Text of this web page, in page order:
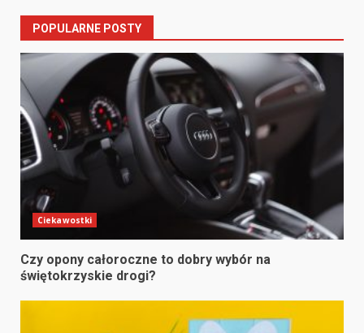
POPULARNE POSTY
Ciekawostki
Czy opony całoroczne to dobry wybór na
świętokrzyskie drogi?